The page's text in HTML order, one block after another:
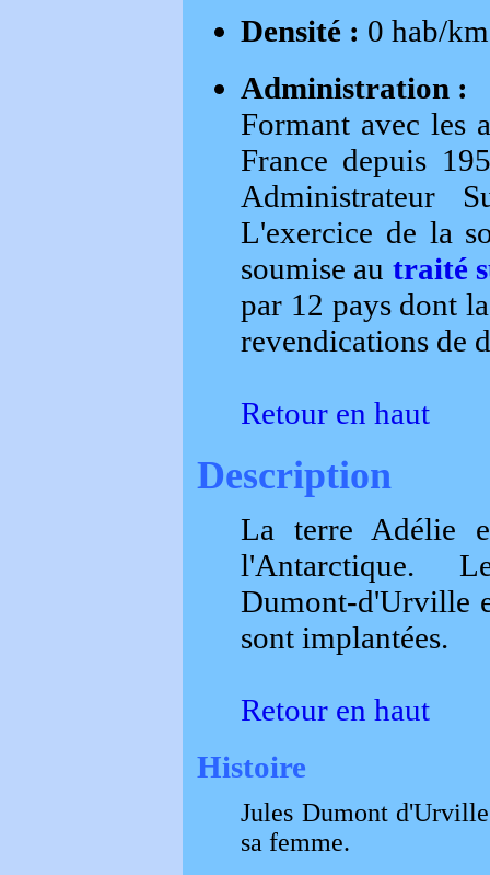
Densité : 0 hab/km
Administration :
Formant avec les
France depuis
Administrateur
L'exercice de la
soumise au traité
par 12 pays dont
revendications de
Retour en haut
Description
La terre Adélie
l'Antarctique.
Dumont-d'Urville
sont implantées.
Retour en haut
Histoire
Jules Dumont
sa femme.